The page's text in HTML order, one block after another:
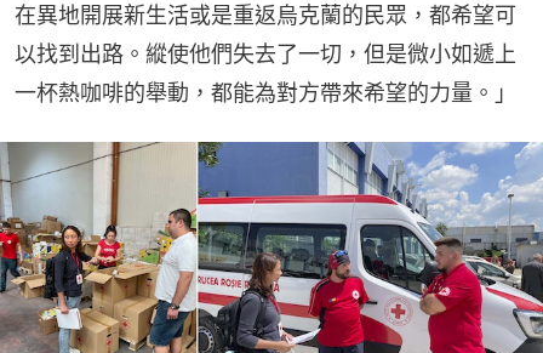
在異地開展新生活或是重返烏克蘭的民眾，都希望可
以找到出路。縱使他們失去了一切，但是微小如遞上
一杯熱咖啡的舉動，都能為對方帶來希望的力量。」